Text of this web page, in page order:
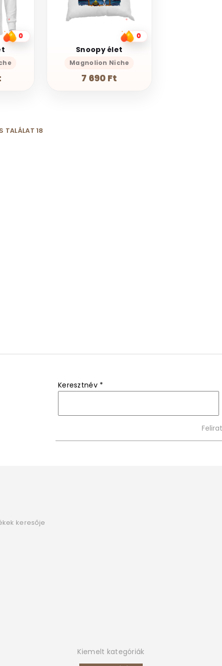
0 0
Snoopy élet
Magnolion Niche
7 690 Ft
TALÁLAT 18
Keresztnév *
keresője
Kiemelt kategóriák